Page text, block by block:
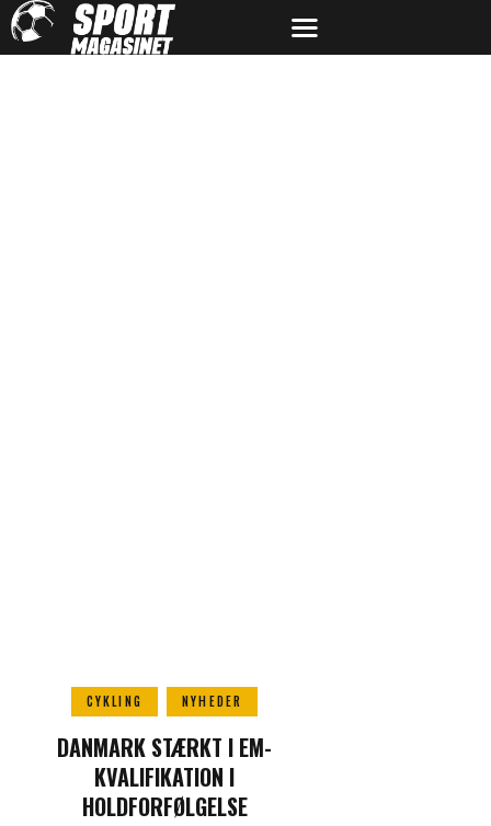
CYKLING NYHEDER
DANMARK STÆRKT I EM-
KVALIFIKATION I
HOLDFORFØLGELSE